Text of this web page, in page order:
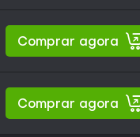
Comprar agora
Comprar agora